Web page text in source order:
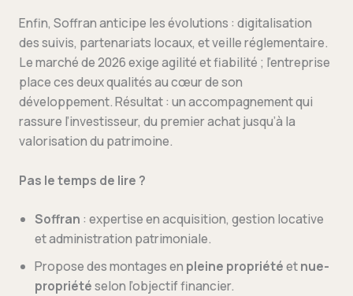
Enfin, Soffran anticipe les évolutions : digitalisation
des suivis, partenariats locaux, et veille réglementaire.
Le marché de 2026 exige agilité et fiabilité ; l’entreprise
place ces deux qualités au cœur de son
développement. Résultat : un accompagnement qui
rassure l’investisseur, du premier achat jusqu’à la
valorisation du patrimoine.
Pas le temps de lire ?
Soffran : expertise en acquisition, gestion locative
et administration patrimoniale.
Propose des montages en pleine propriétéetnue-
propriétéselon l’objectif financier.